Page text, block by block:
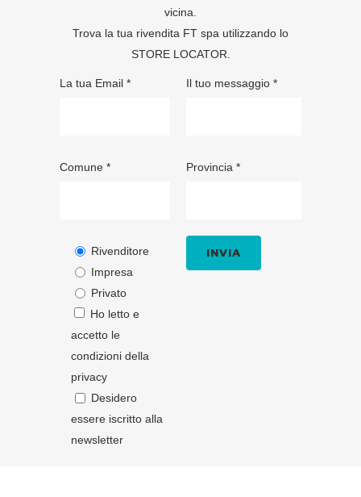
vicina.
Trova la tua rivendita FT spa utilizzando lo
STORE LOCATOR
La tua Email *
Comune *
Rivenditore
Impresa
Privato
Ho letto e
accetto le
condizioni della
privacy
Desidero
essere iscritto alla
newsletter
Il tuo messaggio *
Provincia *